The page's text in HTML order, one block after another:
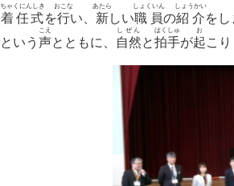
着任式
ちゃくにんしき
を行
おこな
い、 新
あたら
しい職員
しょくいん
の紹介
しょうかい
をし
という 声
こえ
とともに、 自然
しぜん
と拍手
はくしゅ
が起
お
こり